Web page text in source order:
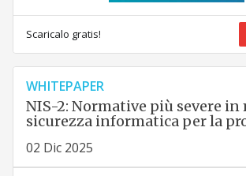
Scaricalo gratis!
WHITEPAPER
NIS-2: Normative più severe
sicurezza informatica per la
02 Dic 2025